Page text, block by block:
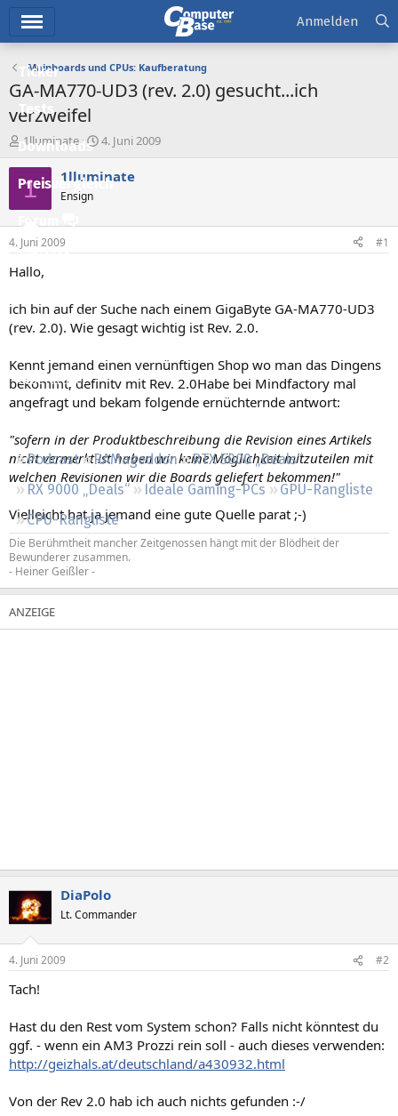
Ticker
Tests
Downloads
Preisvergleich
Forum
Aktuelles
Neue Beiträge
Leserartikel
Regeln
Podcast RAMageddon
RTX 5000 „Deals“
RX 9000 „Deals“
Ideale Gaming-PCs
GPU-Rangliste
CPU-Rangliste
Anmelden
Mainboards und CPUs: Kaufberatung
GA-MA770-UD3 (rev. 2.0) gesucht...ich
verzweifel
E
r
s
t
e
r
1lluminate
E
s
t
4. Juni 2009
1 1lluminate
Ensign
4. Juni 2009 #1
Hallo,
ich bin auf der Suche nach einem GigaByte GA-MA770-UD3
(rev. 2.0). Wie gesagt wichtig ist Rev. 2.0.
Kennt jemand einen vernünftigen Shop wo man das Dingens
bekommt, definitv mit Rev. 2.0Habe bei Mindfactory mal
angefragt und bekam folgende ernüchternde antwort:
"sofern in der Produktbeschreibung die Revision eines Artikels
nicht vermerkt ist haben wir keine Möglichkeit mitzuteilen mit
welchen Revisionen wir die Boards geliefert bekommen!"
Vielleicht hat ja jemand eine gute Quelle parat ;-)
Die Berühmtheit mancher Zeitgenossen hängt mit der Blödheit der
Bewunderer zusammen.
- Heiner Geißler -
DiaPolo
Lt. Commander
4. Juni 2009 #2
Tach!
Hast du den Rest vom System schon? Falls nicht könntest du
ggf. - wenn ein AM3 Prozzi rein soll - auch dieses verwenden:
http://geizhals.at/deutschland/a430932.html
Von der Rev 2.0 hab ich auch nichts gefunden :-/